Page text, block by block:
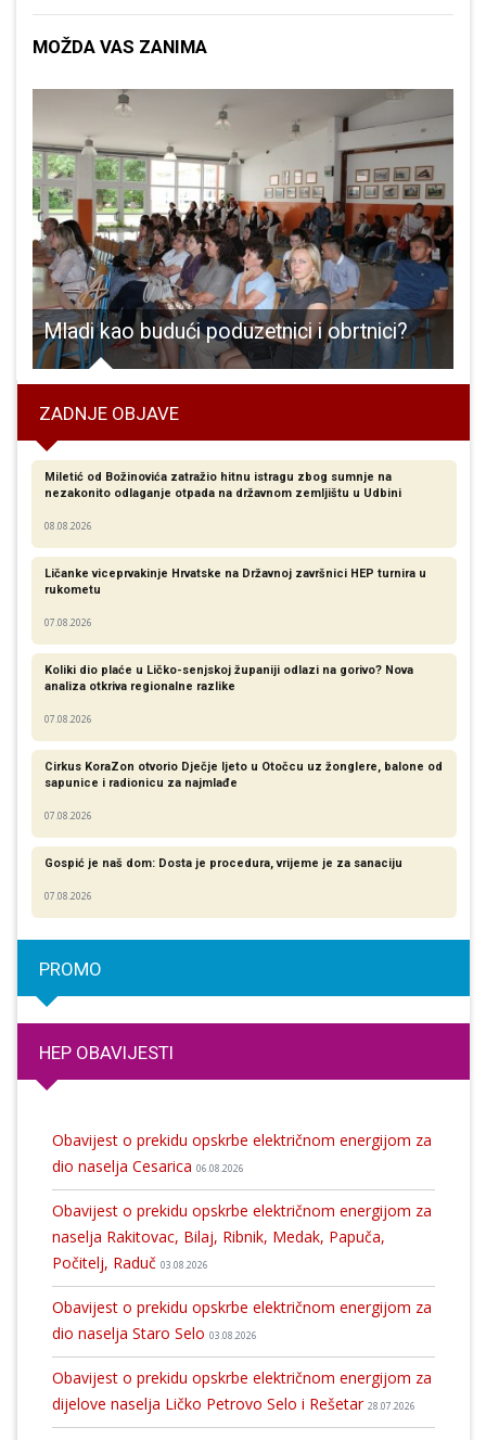
MOŽDA VAS ZANIMA
Mladi kao budući poduzetnici i obrtnici?
ZADNJE OBJAVE
Miletić od Božinovića zatražio hitnu istragu zbog sumnje na
nezakonito odlaganje otpada na državnom zemljištu u Udbini
08.08.2026
Ličanke viceprvakinje Hrvatske na Državnoj završnici HEP turnira u
rukometu
07.08.2026
Koliki dio plaće u Ličko-senjskoj županiji odlazi na gorivo? Nova
analiza otkriva regionalne razlike​
07.08.2026
Cirkus KoraZon otvorio Dječje ljeto u Otočcu uz žonglere, balone od
sapunice i radionicu za najmlađe
07.08.2026
Gospić je naš dom: Dosta je procedura, vrijeme je za sanaciju
07.08.2026
PROMO
HEP OBAVIJESTI
Obavijest o prekidu opskrbe električnom energijom za
dio naselja Cesarica 06.08.2026
Obavijest o prekidu opskrbe električnom energijom za
naselja Rakitovac, Bilaj, Ribnik, Medak, Papuča,
Počitelj, Raduč 03.08.2026
Obavijest o prekidu opskrbe električnom energijom za
dio naselja Staro Selo 03.08.2026
Obavijest o prekidu opskrbe električnom energijom za
dijelove naselja Ličko Petrovo Selo i Rešetar 28.07.2026